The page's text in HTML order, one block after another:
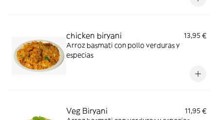
chicken biryani
13,95 €
Arroz basmati con pollo verduras y
especias
Veg Biryani
11,95 €